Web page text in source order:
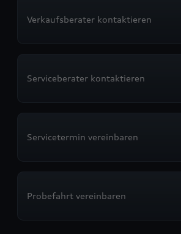
Verkaufsberater kontaktieren
Serviceberater kontaktieren
Servicetermin vereinbaren
Probefahrt vereinbaren